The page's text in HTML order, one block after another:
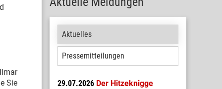
Aktuelles
Pressemitteilungen
29.07.2026 Der Hitzeknigge
Sie